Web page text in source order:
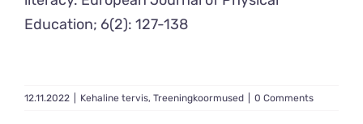
Education; 6(2): 127-138
12.11.2022 Kehaline tervis, Treeningkoormused 0 Comments